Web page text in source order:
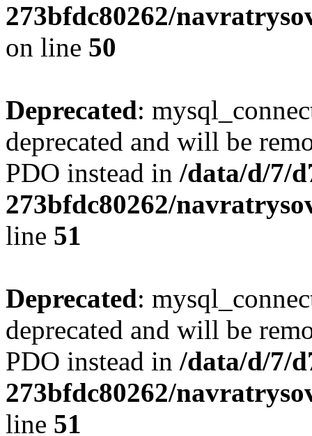
273bfdc80262/
on line 50
Deprecated:
deprecated and will be
PDO instead in /data/d/7/
273bfdc80262/
line 51
Deprecated:
deprecated and will be
PDO instead in /data/d/7/
273bfdc80262/
line 51